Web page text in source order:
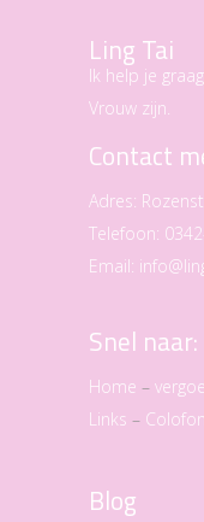
Ling Tai
Ik help je
Vrouw zijn.
Contact
Adres:
Telefoon:
Email:
Snel naar:
Home –
Links –
Blog